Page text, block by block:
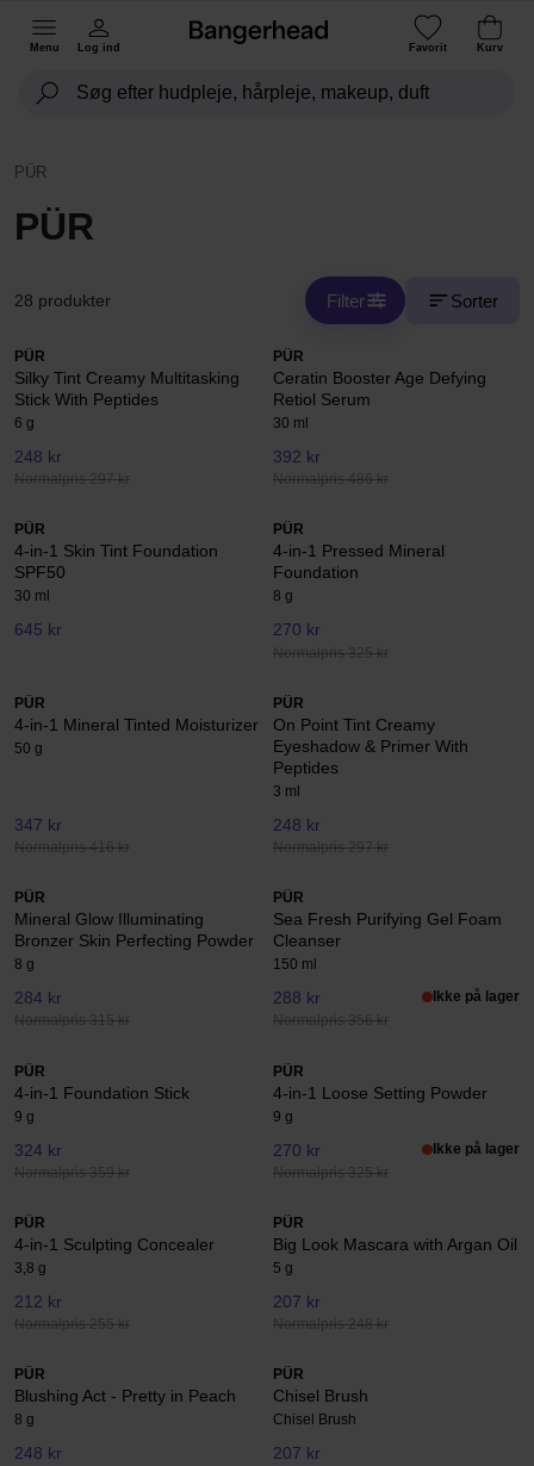
Menu Log ind Favorit Kurv
PÜR
PÜR
28 produkter Filter Sorter
PÜR
Silky Tint Creamy Multitasking
Stick With Peptides
6 g
248 kr
Normalpris 297 kr
PÜR
Ceratin Booster Age Defying
Retiol Serum
30 ml
392 kr
Normalpris 486 kr
PÜR
4-in-1 Skin Tint Foundation
SPF50
30 ml
645 kr
PÜR
4-in-1 Pressed Mineral
Foundation
8 g
270 kr
Normalpris 325 kr
PÜR
4-in-1 Mineral Tinted Moisturizer
50 g
347 kr
Normalpris 416 kr
PÜR
On Point Tint Creamy
Eyeshadow & Primer With
Peptides
3 ml
248 kr
Normalpris 297 kr
PÜR
Mineral Glow Illuminating
Bronzer Skin Perfecting Powder
8 g
284 kr
Normalpris 315 kr
PÜR
Sea Fresh Purifying Gel Foam
Cleanser
150 ml
288 kr
Normalpris 356 kr
Ikke på lager
PÜR
4-in-1 Foundation Stick
9 g
324 kr
Normalpris 359 kr
PÜR
4-in-1 Loose Setting Powder
9 g
270 kr
Normalpris 325 kr
Ikke på lager
PÜR
4-in-1 Sculpting Concealer
3,8 g
212 kr
Normalpris 255 kr
PÜR
Big Look Mascara with Argan Oil
5 g
207 kr
Normalpris 248 kr
PÜR
Blushing Act - Pretty in Peach
8 g
248 kr
PÜR
Chisel Brush
Chisel Brush
207 kr